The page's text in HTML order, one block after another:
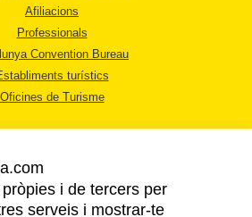
Afiliacions
Professionals
Convention Bureau
turístics
Oficines de Turisme
i de tercers per
serveis i mostrar-te